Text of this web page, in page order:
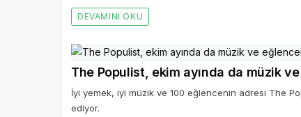
DEVAMINI OKU
The Populist, ekim ayında da müzik
İyi yemek, iyi müzik ve 100 eğlencenin adresi The
ediyor.